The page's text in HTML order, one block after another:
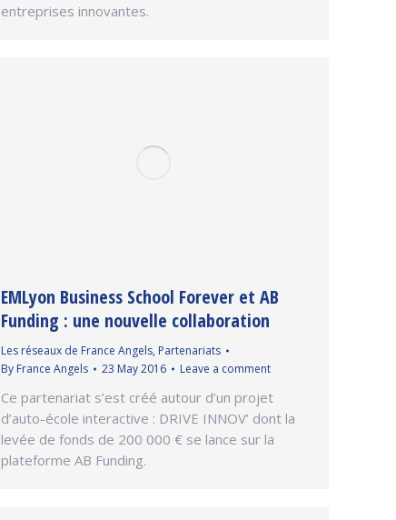
entreprises innovantes.
EMLyon Business School Forever et AB
Funding : une nouvelle collaboration
Les réseaux de France Angels, Partenariats
By France Angels 23 May 2016 Leave a comment
Ce partenariat s’est créé autour d’un projet
d’auto-école interactive : DRIVE INNOV’ dont la
levée de fonds de 200 000 € se lance sur la
plateforme AB Funding.